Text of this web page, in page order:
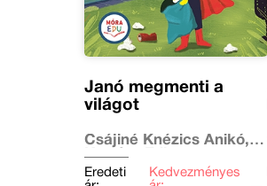
Janó megmenti a
világot
Csájiné Knézics Anikó,
Kertész Edina
Eredeti
Kedvezményes